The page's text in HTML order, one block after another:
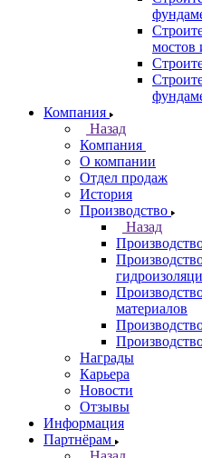
мостов
Компания
Назад
Компания
О компании
Отдел продаж
История
Производство
Назад
материалов
Награды
Карьера
Новости
Отзывы
Информация
Партнёрам